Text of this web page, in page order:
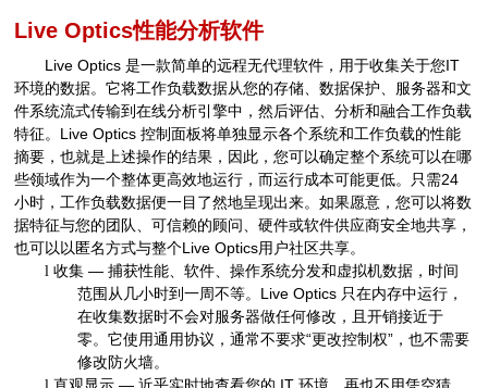
Live Optics性能分析软件
Live Optics是一款简单的远程无代理软件，用于收集关于您IT
环境的数据。它将工作负载数据从您的存储、数据保护、服务器和文
件系统流式传输到在线分析引擎中，然后评估、分析和融合工作负载
特征。 Live Optics控制面板将单独显示各个系统和工作负载的性能
摘要，也就是上述操作的结果，因此，您可以确定整个系统可以在哪
些领域作为一个整体更高效地运行，而运行成本可能更低。只需24
小时，工作负载数据便一目了然地呈现出来。如果愿意，您可以将数
据特征与您的团队、可信赖的顾问、硬件或软件供应商安全地共享，
也可以以匿名方式与整个Live Optics用户社区共享。
l 收集 — 捕获性能、软件、操作系统分发和虚拟机数据，时间
范围从几小时到一周不等。 Live Optics 只在内存中运行，
在收集数据时不会对服务器做任何修改，且开销接近于
零。它使用通用协议，通常不要求“更改控制权”，也不需要
修改防火墙。